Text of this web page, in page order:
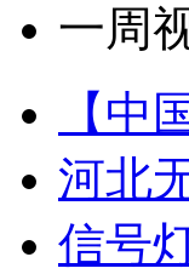
一周
【中
河北
信号